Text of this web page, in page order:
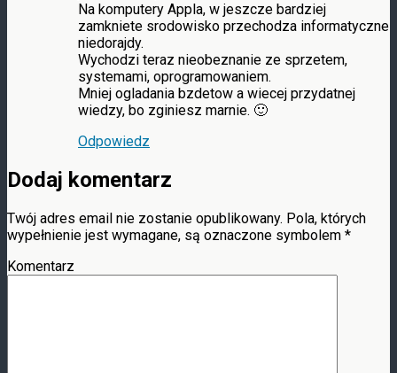
Na komputery Appla, w jeszcze bardziej
zamkniete srodowisko przechodza informatyczne
niedorajdy.
Wychodzi teraz nieobeznanie ze sprzetem,
systemami, oprogramowaniem.
Mniej ogladania bzdetow a wiecej przydatnej
wiedzy, bo zginiesz marnie. 🙂
Odpowiedz
Dodaj komentarz
Twój adres email nie zostanie opublikowany. Pola, których
wypełnienie jest wymagane, są oznaczone symbolem *
Komentarz